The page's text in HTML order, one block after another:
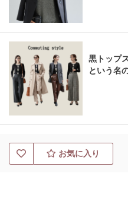
黒トップ
という名
お気に入り